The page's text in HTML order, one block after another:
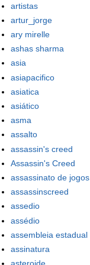
artistas
artur_jorge
ary mirelle
ashas sharma
asia
asiapacifico
asiatica
asiático
asma
assalto
assassin's creed
Assassin's Creed
assassinato de jogos
assassinscreed
assedio
assédio
assembleia estadual
assinatura